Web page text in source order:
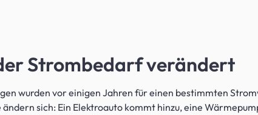
Strombedarf verändert
wurden vor einigen Jahren für einen bestimmten
sich: Ein Elektroauto kommt hinzu, eine